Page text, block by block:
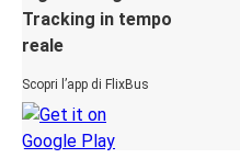
Tracking in tempo
reale
Scopri l’app di FlixBus